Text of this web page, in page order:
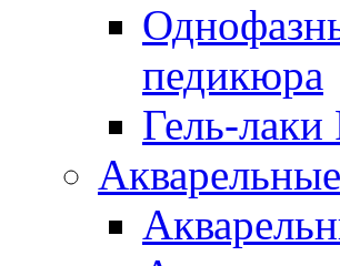
педикюра
Гель-